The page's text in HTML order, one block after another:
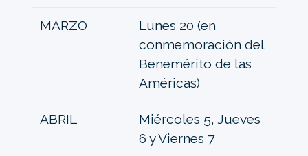
MARZO
Lunes 20 (en
conmemoración del
Benemérito de las
Américas)
ABRIL
Miércoles 5, Jueves
6 y Viernes 7